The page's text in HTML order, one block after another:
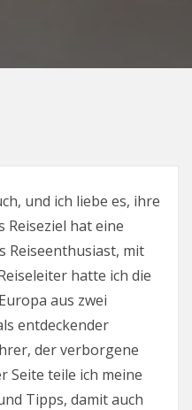
und ich liebe es, ihre
Reiseziel hat eine
Reiseenthusiast, mit
hatte ich die
aus zwei
entdeckender
der verborgene
Seite teile ich meine
Tipps, damit auch